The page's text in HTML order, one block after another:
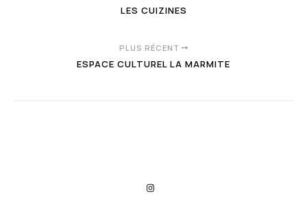
LES CUIZINES
PLUS RÉCENT
ESPACE CULTUREL LA MARMITE